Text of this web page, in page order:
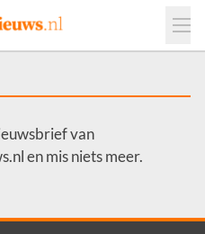
van
en mis niets meer.